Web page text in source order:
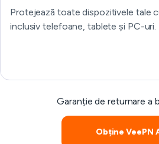
Protejează toate dispozitivele tale
inclusiv telefoane, tablete și PC-uri.
Garanție de returnare a
Obține VeePN